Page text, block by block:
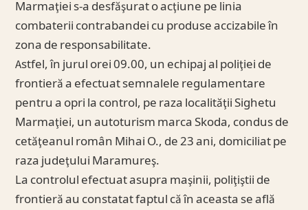
Marmaţiei s-a desfăşurat o acţiune pe linia
combaterii contrabandei cu produse accizabile în
zona de responsabilitate.
Astfel, în jurul orei 09.00, un echipaj al poliţiei de
frontieră a efectuat semnalele regulamentare
pentru a opri la control, pe raza localităţii Sighetu
Marmaţiei, un autoturism marca Skoda, condus de
cetăţeanul român Mihai O., de 23 ani, domiciliat pe
raza judeţului Maramureş.
La controlul efectuat asupra maşinii, poliţiştii de
frontieră au constatat faptul că în aceasta se află